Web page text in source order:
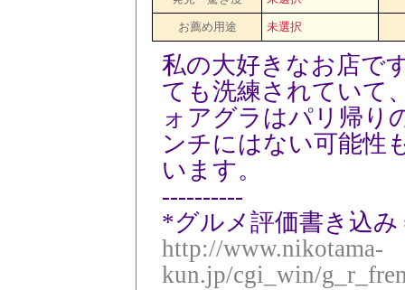
お薦め用途 未選択
私の大好きなお店で
ても洗練されていて
ォアグラはパリ帰り
ンチにはない可能性
います。
----------
*グルメ評価書き込
http://www.nikotama-
kun.jp/cgi_win/